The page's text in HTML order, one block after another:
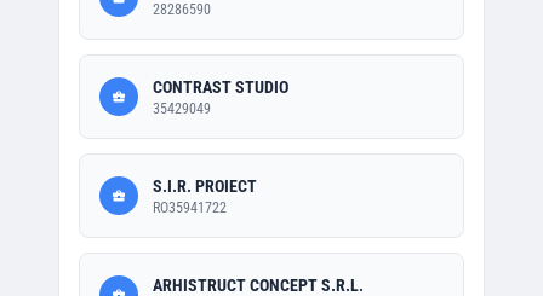
28286590
CONTRAST STUDIO
35429049
S.I.R. PROIECT
RO35941722
ARHISTRUCT CONCEPT S.R.L.